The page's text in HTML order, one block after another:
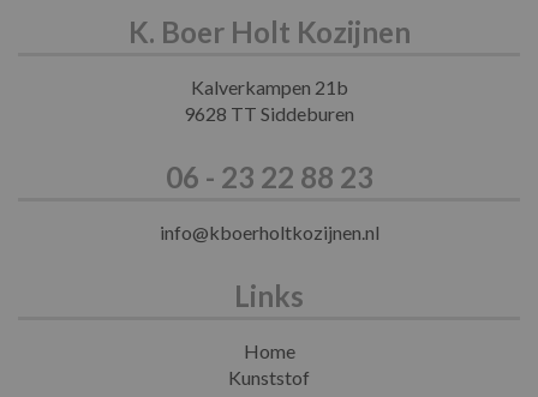
K. Boer Holt Kozijnen
Kalverkampen 21b
9628 TT Siddeburen
06 - 23 22 88 23
info@kboerholtkozijnen.nl
Links
Home
Kunststof